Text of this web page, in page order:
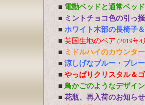
■ 電動ベッドと通常ベッ
■ ミントチョコ色の引っ
■ ホワイト木部の長椅子
■ 英国生地のベア (2019年4
■ ミドルハイのカウンター
■ 涼しげなブルー・ブレ
■ やっぱりクリスタル＆
■ 鳥かごのようなデザイ
■ 花瓶、再入荷のお知らせ